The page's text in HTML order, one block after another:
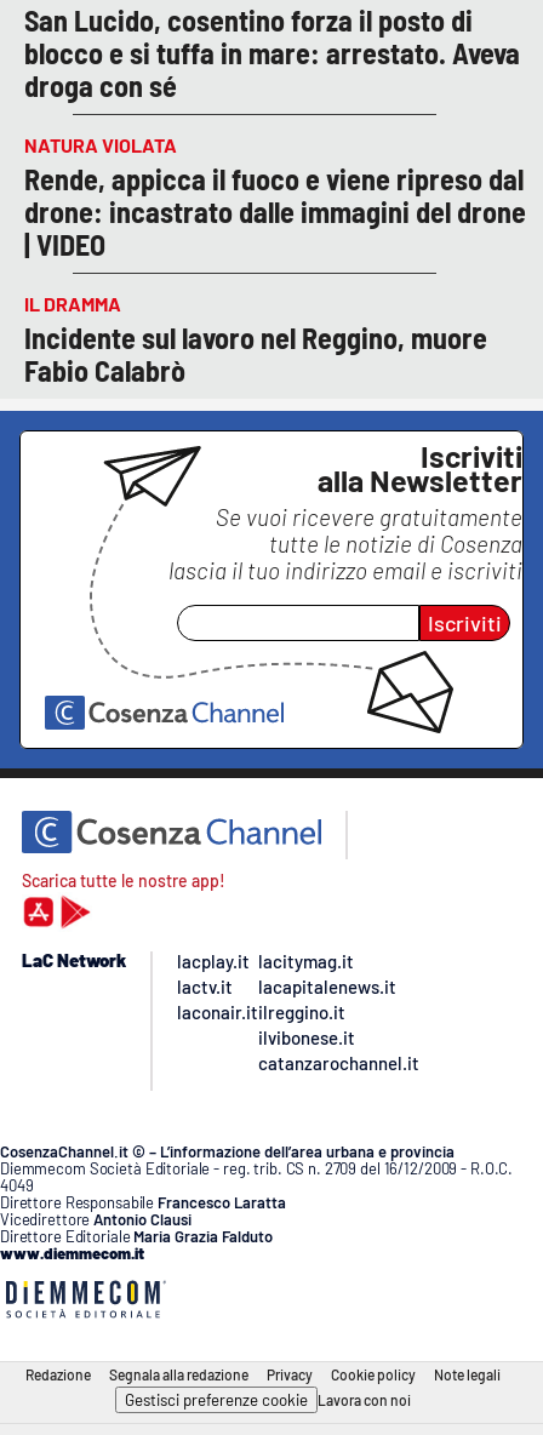
San Lucido, cosentino forza il posto di
blocco e si tuffa in mare: arrestato. Aveva
droga con sé
NATURA VIOLATA
Rende, appicca il fuoco e viene ripreso dal
drone: incastrato dalle immagini del drone
| VIDEO
IL DRAMMA
Incidente sul lavoro nel Reggino, muore
Fabio Calabrò
Iscriviti
alla Newsletter
Se vuoi ricevere gratuitamente
tutte le notizie di Cosenza
lascia il tuo indirizzo email e iscriviti
Iscriviti
Scarica tutte le nostre app!
LaC Network
lacplay.it
lactv.it
laconair.it
lacitymag.it
lacapitalenews.it
ilreggino.it
ilvibonese.it
catanzarochannel.it
CosenzaChannel.it © – L’informazione dell’area urbana e provincia
Diemmecom Società Editoriale - reg. trib. CS n. 2709 del 16/12/2009 - R.O.C.
4049
Direttore Responsabile Francesco Laratta
VicedirettoreAntonio Clausi
Direttore Editoriale Maria Grazia Falduto
www.diemmecom.it
Redazione Segnala alla redazione Privacy Cookie policy Note legali
Gestisci preferenze cookie Lavora con noi